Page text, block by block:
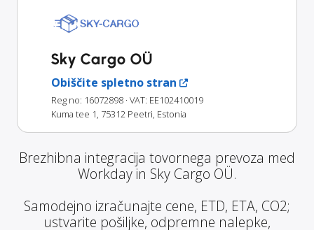
Sky Cargo OÜ
Obiščite spletno stran
Reg no: 16072898 · VAT: EE102410019
Kuma tee 1, 75312 Peetri, Estonia
Brezhibna integracija tovornega prevoza med
Workday in Sky Cargo OÜ.
Samodejno izračunajte cene, ETD, ETA, CO2;
ustvarite pošiljke, odpremne nalepke,